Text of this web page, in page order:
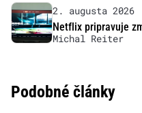
2. augusta 2026
Netflix pripravuje
Michal Reiter
Podobné články